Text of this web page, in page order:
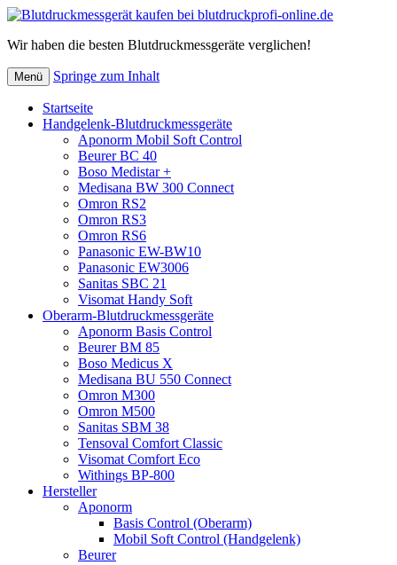
Wir haben die besten Blutdruckmessgeräte verglichen!
Menü Springe zum Inhalt
Startseite
Handgelenk-Blutdruckmessgeräte
Aponorm Mobil Soft Control
Beurer BC 40
Boso Medistar +
Medisana BW 300 Connect
Omron RS2
Omron RS3
Omron RS6
Panasonic EW-BW10
Panasonic EW3006
Sanitas SBC 21
Visomat Handy Soft
Oberarm-Blutdruckmessgeräte
Aponorm Basis Control
Beurer BM 85
Boso Medicus X
Medisana BU 550 Connect
Omron M300
Omron M500
Sanitas SBM 38
Tensoval Comfort Classic
Visomat Comfort Eco
Withings BP-800
Hersteller
Aponorm
Basis Control (Oberarm)
Mobil Soft Control (Handgelenk)
Beurer